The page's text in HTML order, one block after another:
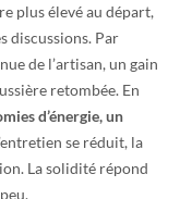
plus élevé au départ,
discussions. Par
de l’artisan, un gain
retombée. En
d’énergie, un
se réduit, la
La solidité répond